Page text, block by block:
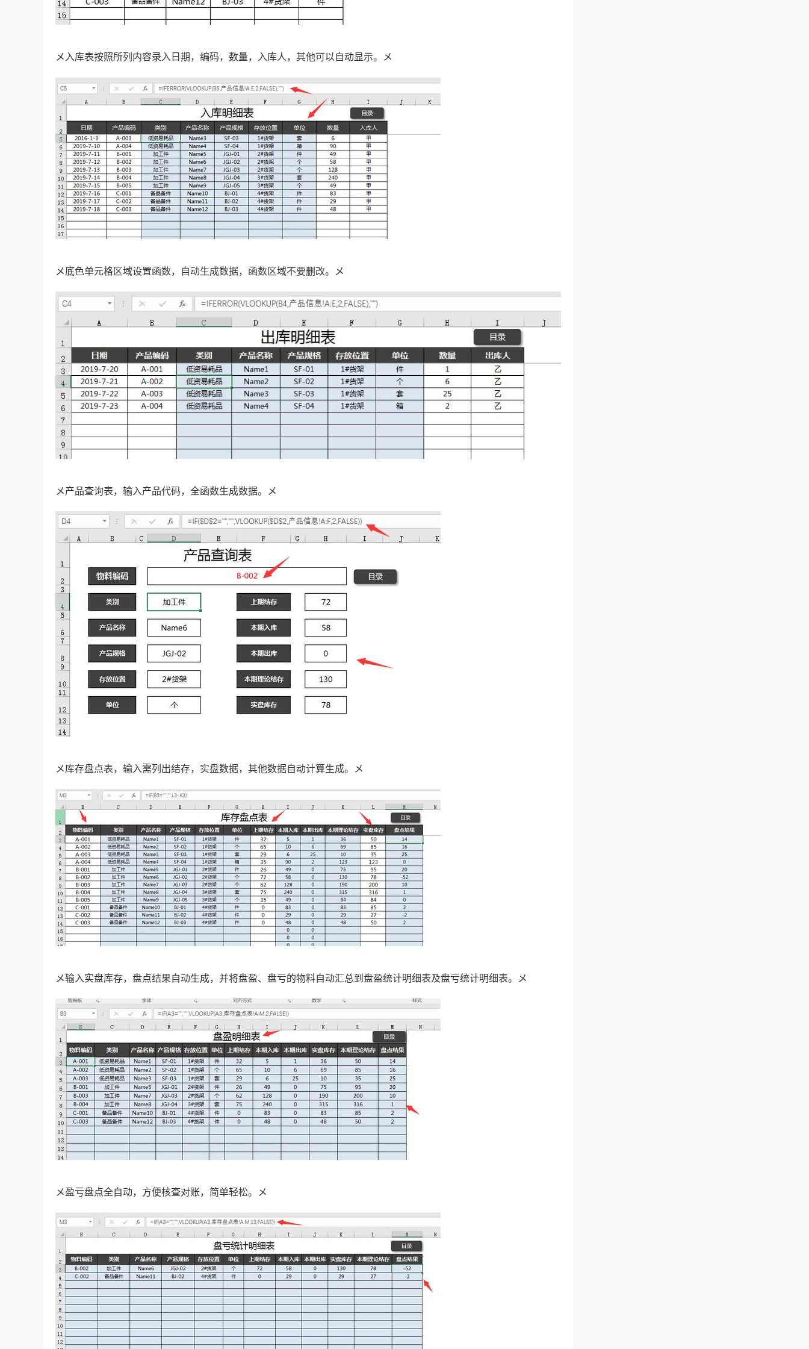
メ入库表按照所列内容录入日期，编码，数量，入库人，其他可以自动显示。メ
メ底色单元格区域设置函数，自动生成数据，函数区域不要删改。メ
メ产品查询表，输入产品代码，全函数生成数据。メ
メ库存盘点表，输入需列出结存，实盘数据，其他数据自动计算生成。メ
メ输入实盘库存，盘点结果自动生成，并将盘盈、盘亏的物料自动汇总到盘盈统计明细表及盘亏统计明细表。メ
メ盈亏盘点全自动，方便核查对账，简单轻松。メ